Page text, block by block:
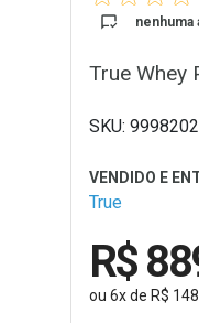
nenhuma
True Whey
True
R$
ou 6xde R$